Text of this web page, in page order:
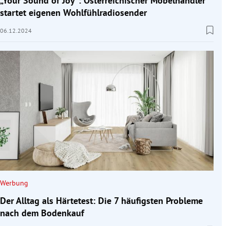
startet eigenen Wohlfühlradiosender
06.12.2024
Werbung
Der Alltag als Härtetest: Die 7 häufigsten Probleme
nach dem Bodenkauf